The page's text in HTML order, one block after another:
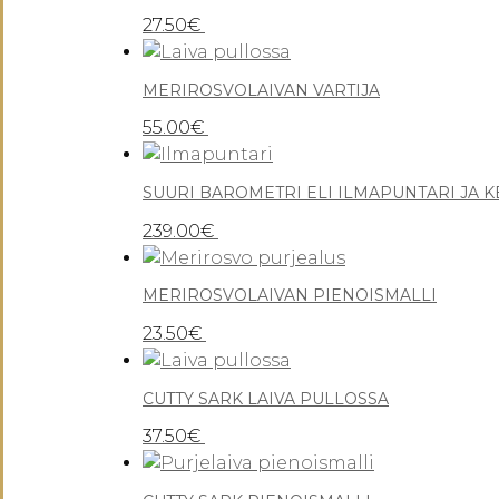
27.50€
MERIROSVOLAIVAN VARTIJA
55.00€
SUURI BAROMETRI
239.00€
MERIROSVOLAIVAN PIENOISMALLI
23.50€
CUTTY SARK LAIVA PULLOSSA
37.50€